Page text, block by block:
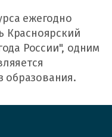
ежегодно
Красноярский
России", одним